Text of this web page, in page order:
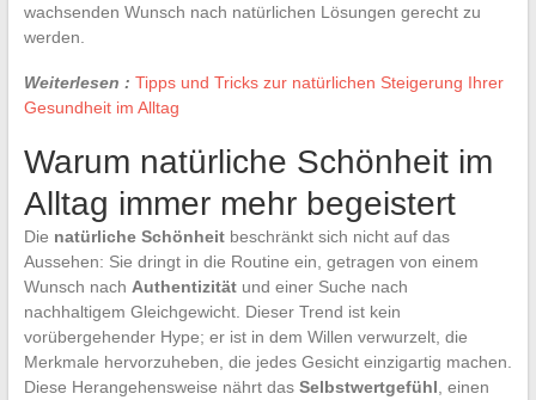
wachsenden Wunsch nach natürlichen Lösungen gerecht zu
werden.
Weiterlesen : Tipps und Tricks zur natürlichen Steigerung Ihrer
Gesundheit im Alltag
Warum natürliche Schönheit im
Alltag immer mehr begeistert
Die natürliche Schönheitbeschränkt sich nicht auf das
Aussehen: Sie dringt in die Routine ein, getragen von einem
Wunsch nach Authentizitätund einer Suche nach
nachhaltigem Gleichgewicht. Dieser Trend ist kein
vorübergehender Hype; er ist in dem Willen verwurzelt, die
Merkmale hervorzuheben, die jedes Gesicht einzigartig machen.
Diese Herangehensweise nährt das Selbstwertgefühl , einen